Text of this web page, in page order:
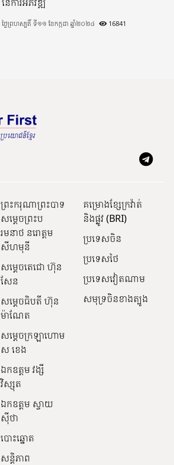
ថ្ងៃព្រហស្បតិ៍ ទី១១ ខែកក្កដា ឆ្នាំ២០២៤ 16841
ព្រះករុណាព្រះបាទ
សម្តេចព្រះប
រមនាថ នរោត្តម
សីហមុនី
សម្តេចតេជោ ហ៊ុន
សែន
សម្ដេចធិបតី ហ៊ុន
ម៉ាណែត
សម្ដេចក្រឡាហោម
ស ខេង
ឯកឧត្តម វង្សី
វិស្សុត
ឯកឧត្តម ស្វាយ
ស៊ីថា
បោះឆ្នោត
សន្តិភាព
គម្រោងខ្សែក្រវ៉ាត់
និងផ្លូវ (BRI)
ប្រទេសចិន
ប្រទេសថៃ
ប្រទេសវៀតណាម
សមុទ្រចិនខាងត្បូង